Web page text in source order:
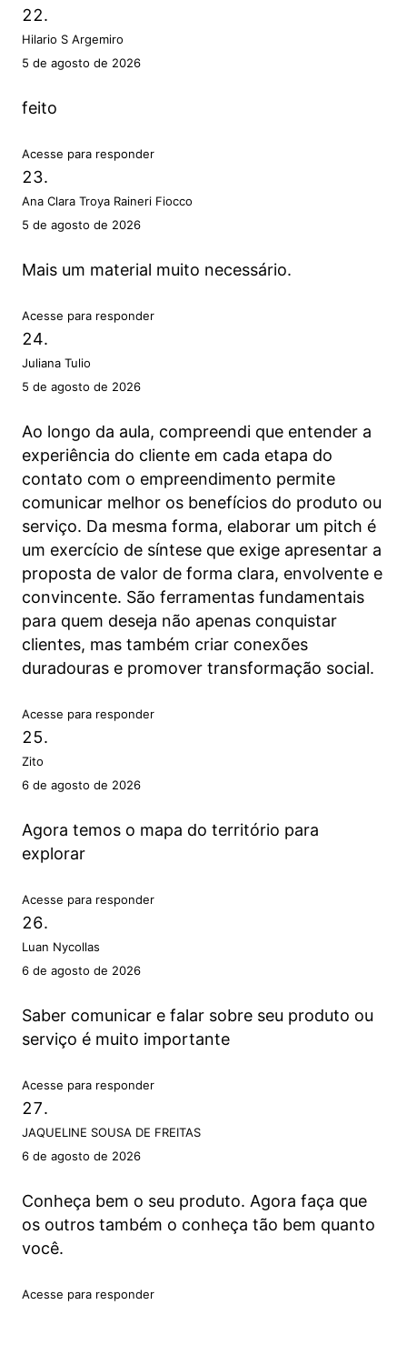
Hilario S Argemiro
5 de agosto de 2026
feito
Acesse para responder
Ana Clara Troya Raineri Fiocco
5 de agosto de 2026
Mais um material muito necessário.
Acesse para responder
Juliana Tulio
5 de agosto de 2026
Ao longo da aula, compreendi que entender a
experiência do cliente em cada etapa do
contato com o empreendimento permite
comunicar melhor os benefícios do produto ou
serviço. Da mesma forma, elaborar um pitch é
um exercício de síntese que exige apresentar a
proposta de valor de forma clara, envolvente e
convincente. São ferramentas fundamentais
para quem deseja não apenas conquistar
clientes, mas também criar conexões
duradouras e promover transformação social.
Acesse para responder
Zito
6 de agosto de 2026
Agora temos o mapa do território para
explorar
Acesse para responder
Luan Nycollas
6 de agosto de 2026
Saber comunicar e falar sobre seu produto ou
serviço é muito importante
Acesse para responder
JAQUELINE SOUSA DE FREITAS
6 de agosto de 2026
Conheça bem o seu produto. Agora faça que
os outros também o conheça tão bem quanto
você.
Acesse para responder